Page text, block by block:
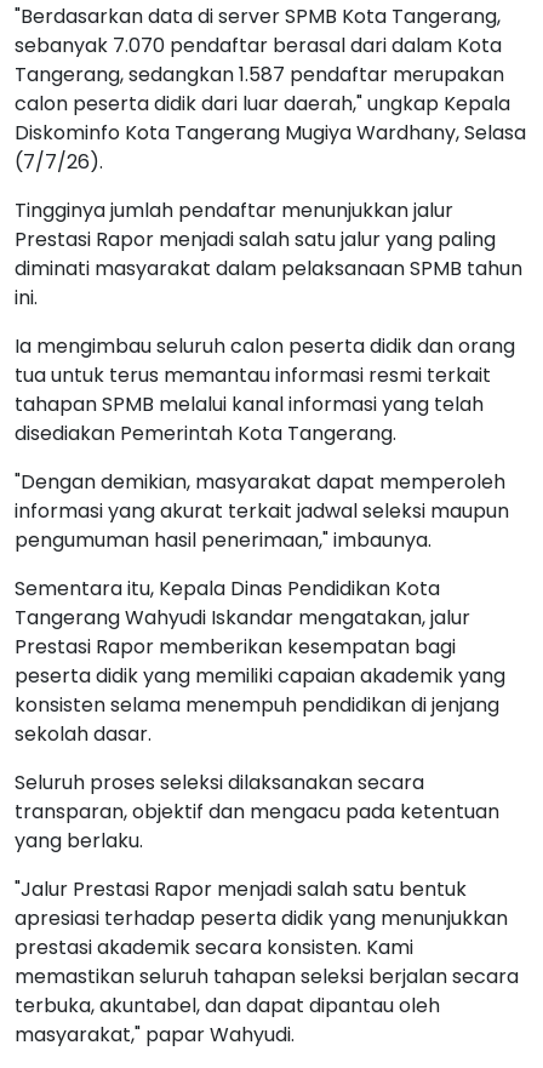
"Berdasarkan data di server SPMB Kota Tangerang,
sebanyak 7.070 pendaftar berasal dari dalam Kota
Tangerang, sedangkan 1.587 pendaftar merupakan
calon peserta didik dari luar daerah," ungkap Kepala
Diskominfo Kota Tangerang Mugiya Wardhany, Selasa
(7/7/26).
Tingginya jumlah pendaftar menunjukkan jalur
Prestasi Rapor menjadi salah satu jalur yang paling
diminati masyarakat dalam pelaksanaan SPMB tahun
ini.
Ia mengimbau seluruh calon peserta didik dan orang
tua untuk terus memantau informasi resmi terkait
tahapan SPMB melalui kanal informasi yang telah
disediakan Pemerintah Kota Tangerang.
"Dengan demikian, masyarakat dapat memperoleh
informasi yang akurat terkait jadwal seleksi maupun
pengumuman hasil penerimaan," imbaunya.
Sementara itu, Kepala Dinas Pendidikan Kota
Tangerang Wahyudi Iskandar mengatakan, jalur
Prestasi Rapor memberikan kesempatan bagi
peserta didik yang memiliki capaian akademik yang
konsisten selama menempuh pendidikan di jenjang
sekolah dasar.
Seluruh proses seleksi dilaksanakan secara
transparan, objektif dan mengacu pada ketentuan
yang berlaku.
"Jalur Prestasi Rapor menjadi salah satu bentuk
apresiasi terhadap peserta didik yang menunjukkan
prestasi akademik secara konsisten. Kami
memastikan seluruh tahapan seleksi berjalan secara
terbuka, akuntabel, dan dapat dipantau oleh
masyarakat," papar Wahyudi.